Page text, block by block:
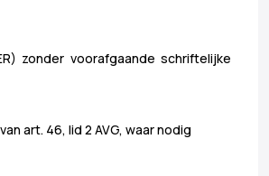
zonder voorafgaande schriftelijke
art. 46, lid 2 AVG, waar nodig